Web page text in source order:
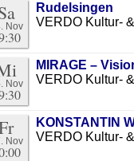
Nov
Rudelsingen
VERDO Kultur-
Nov
MIRAGE –
VERDO Kultur-
Nov
KONSTANTIN
VERDO Kultur-